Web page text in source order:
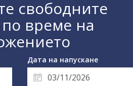
свободните
време на
Дата на напускане